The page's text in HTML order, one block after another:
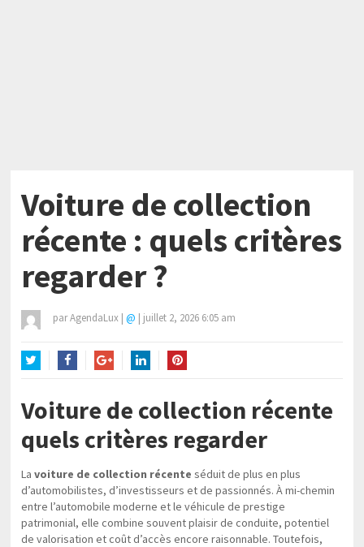
Voiture de collection
récente : quels critères
regarder ?
parAgendaLux | @ | juillet 2, 2026 6:05 am
Voiture de collection récente
quels critères regarder
Lavoiture de collection récente séduit de plus en plus
d’automobilistes, d’investisseurs et de passionnés. À mi-chemin
entre l’automobile moderne et le véhicule de prestige
patrimonial, elle combine souvent plaisir de conduite, potentiel
de valorisation et coût d’accès encore raisonnable. Toutefois,